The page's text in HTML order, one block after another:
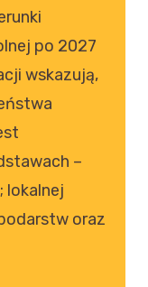
po 2027
wskazują,
–
lokalnej
oraz